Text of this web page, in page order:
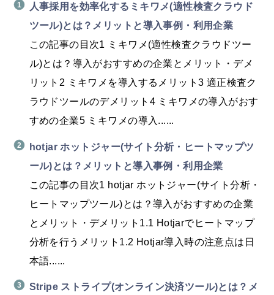
人事採用を効率化するミキワメ(適性検査クラウド
ツール)とは？メリットと導入事例・利用企業
この記事の目次1 ミキワメ(適性検査クラウドツー
ル)とは？導入がおすすめの企業とメリット・デメ
リット2 ミキワメを導入するメリット3 適正検査ク
ラウドツールのデメリット4 ミキワメの導入がおす
すめの企業5 ミキワメの導入......
hotjar ホットジャー(サイト分析・ヒートマップツ
ール)とは？メリットと導入事例・利用企業
この記事の目次1 hotjar ホットジャー(サイト分析・
ヒートマップツール)とは？導入がおすすめの企業
とメリット・デメリット1.1 Hotjarでヒートマップ
分析を行うメリット1.2 Hotjar導入時の注意点は日
本語......
Stripe ストライプ(オンライン決済ツール)とは？メ